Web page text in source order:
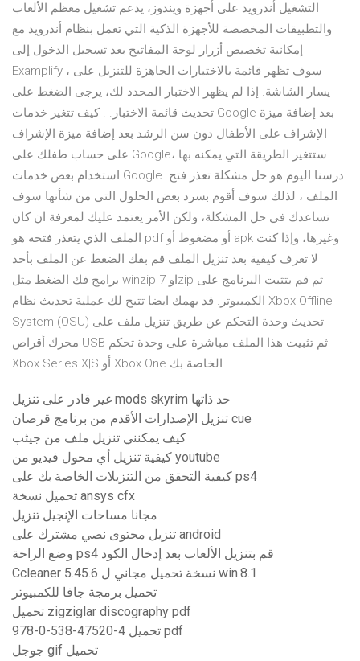
التشغيل أندرويد على أجهزة ويندوز، يدعم تشغيل معظم الألعاب
والتطبيقات المخصصة للأجهزة الذكية التي تعمل بنظام أندرويد مع
إمكانية تخصيص أزرار لوحة المفاتيح بعد تسجيل الدخول إلى
Examplify ، سوف تظهر قائمة بالاختبارات الجاهزة للتنزيل على
يسار الشاشة. إذا لم يظهر الاختبار المحدد لك، يرجى الضغط على
تحديث قائمة الاختبار. . كيف تتغير خدمات Google بعد إضافة ميزة
الإشراف على الأطفال دون سن الرشد بعد إضافة ميزة الإشراف
على حساب طفلك على Google، ستتغير الطريقة التي يمكنه بها
استخدام بعض خدمات Google. درسنا اليوم هو حل مشكلة تعذر فتح
الملف ، لذلك سوف أقوم بسرد بعض الحلول التي من شأنها سوف
تساعدك في حل المشكلة، ولكن الأمر يعتمد عليك لمعرفة ان كان
الملف الذي يتعذر فتحه هو pdf أو مضغوط أو apk وغيرها، وإذا كنت
لا تعرف كيفية بعد تنزيل الملف قم بفك الضغط عن الملف بأحد
برامج فك الضغط مثل winzip او 7zip ثم قم بتثبت البرنامج على
الكمبيوتر. قد يهمك ايضا تتيح لك عملية تحديث نظام Xbox Offline
System (OSU) تحديث وحدة التحكم عن طريق تنزيل ملف على
محرك أقراص USB ثم تثبيت هذا الملف مباشرة على وحدة تحكم
Xbox Series X|S أو Xbox One الخاصة بك.
غير قادر على تنزيل mods skyrim حد ذاتها
تنزيل الإصدارات الأقدم من برنامج قرصان cue
كيف يمكنني تنزيل ملف من جيثب
كيفية تنزيل أي محول فيديو من youtube
كيفية التحقق من التنزيلات الخاصة بك على ps4
تحميل نسخة ansys cfx
مجانا مساحات الإنجيل تنزيل
تنزيل محتوى نصي مشترك على android
وضع الراحة ps4 قم بتنزيل الألعاب بعد إدخال الكود
Ccleaner 5.45.6 نسخة تحميل مجاني ل win.8.1
تحميل برمجة جافا للكمبيوتر
تحميل zigziglar discography pdf
978-0-538-47520-4 تحميل pdf
جوجل gif تحميل